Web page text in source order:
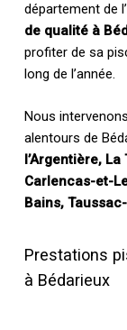
département de
de qualité à
profiter de sa
long de l’année.
Nous
alentours de
l’Argentière,
Carlencas-et-
Bains,
Prestations
à Bédarieux